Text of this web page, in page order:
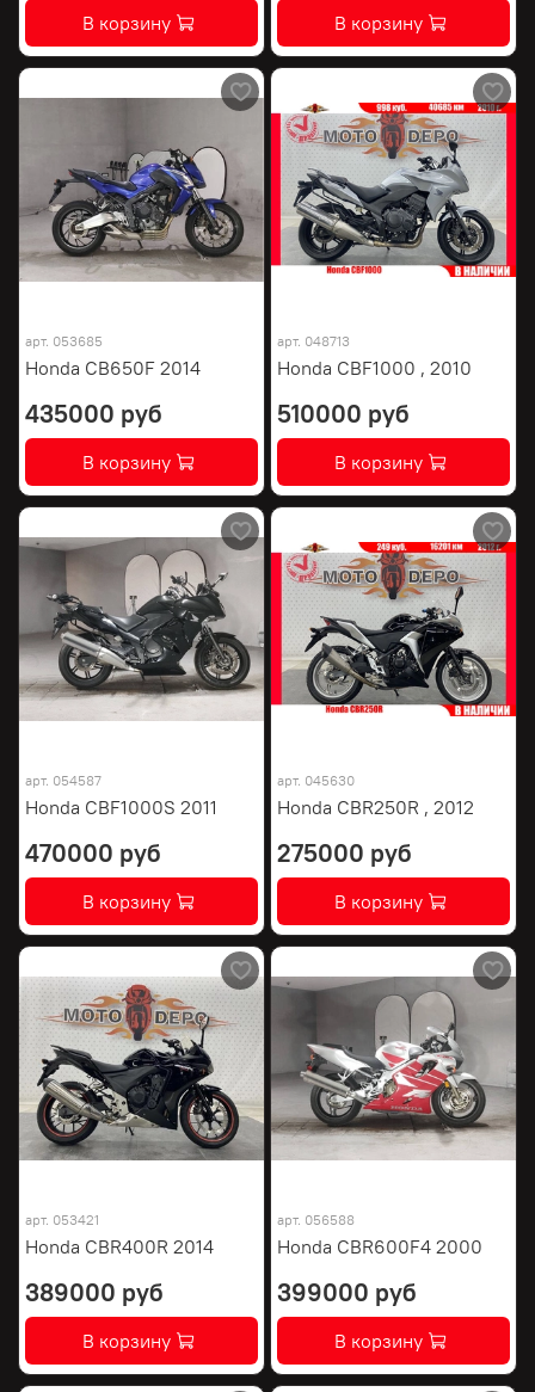
В корзину В корзину
арт. 053685
Honda CB650F 2014
435000 руб
В корзину
арт. 048713
Honda CBF1000 , 2010
510000 руб
В корзину
арт. 054587
Honda CBF1000S 2011
470000 руб
В корзину
арт. 045630
Honda CBR250R , 2012
275000 руб
В корзину
арт. 053421
Honda CBR400R 2014
389000 руб
В корзину
арт. 056588
Honda CBR600F4 2000
399000 руб
В корзину